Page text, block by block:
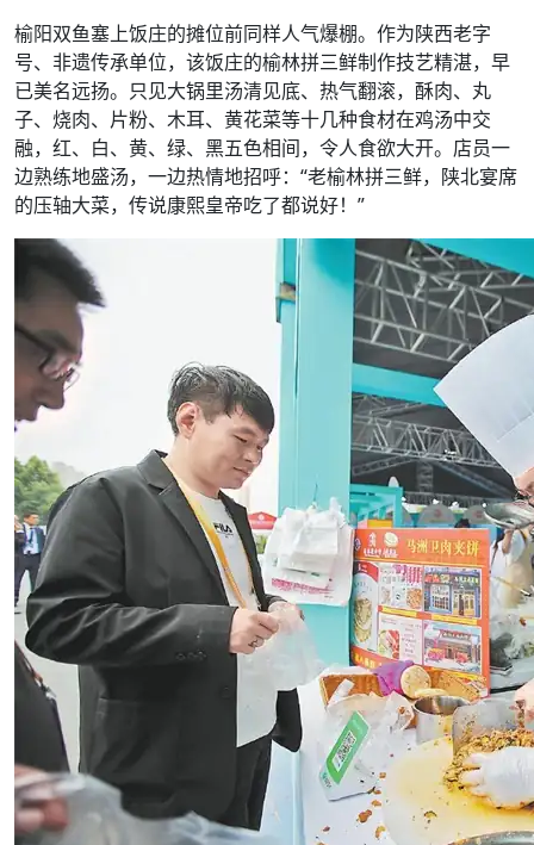
榆阳双鱼塞上饭庄的摊位前同样人气爆棚。作为陕西老字
号、非遗传承单位，该饭庄的榆林拼三鲜制作技艺精湛，早
已美名远扬。只见大锅里汤清见底、热气翻滚，酥肉、丸
子、烧肉、片粉、木耳、黄花菜等十几种食材在鸡汤中交
融，红、白、黄、绿、黑五色相间，令人食欲大开。店员一
边熟练地盛汤，一边热情地招呼：“老榆林拼三鲜，陕北宴席
的压轴大菜，传说康熙皇帝吃了都说好！”